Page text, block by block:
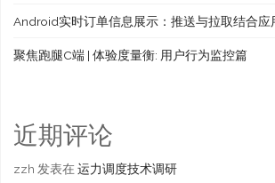
Android实时订单信息展示：推送与拉取结合应
聚焦跑腿C端 | 体验度量衡: 用户行为监控篇
近期评论
zzh 发表在运力调度技术调研